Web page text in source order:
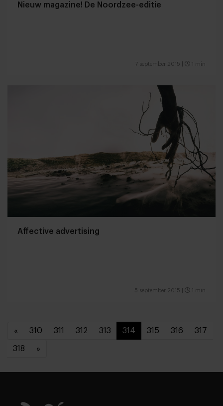
Nieuw magazine! De Noordzee-editie
7 september 2015 1 min
Affective advertising
5 september 2015 1 min
« 310 311 312 313 314 315 316 317
318 »